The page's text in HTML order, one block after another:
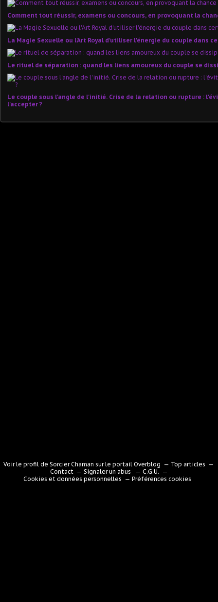
Comment tout réussir, examens ou concours, en provoquant la
La Magie Sexuelle ou l'Art Royal d'utiliser l'énergie du couple dans
Le rituel de séparation : quand les liens amoureux du couple se
Le couple sous l'angle de l'initié. Crise de la relation ou rupture :
l'accepter ?
Voir le profil deSorcier Chaman sur le portail Overblog
Top articles
Contact
Signaler un abus
C.G.U.
Cookies et données personnelles
Préférences cookies